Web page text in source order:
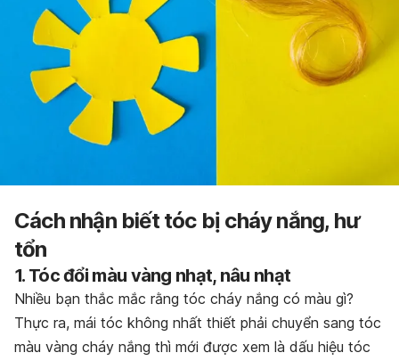
Cách nhận biết tóc bị cháy nắng, hư
tổn
1. Tóc đổi màu vàng nhạt, nâu nhạt
Nhiều bạn thắc mắc rằng tóc cháy nắng có màu gì?
Thực ra, mái tóc không nhất thiết phải chuyển sang tóc
màu vàng cháy nắng thì mới được xem là dấu hiệu tóc